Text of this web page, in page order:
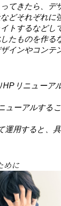
てきたら、
どそれぞれに
トするなどし
たものを作
インやコンテ
リニューア
ューアルする
運用すると、
めに